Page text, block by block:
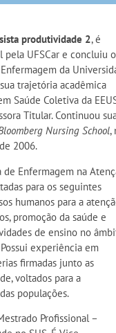
produtividade 2, é
pela UFSCar e concluiu o
da
trajetória acadêmica
Saúde Coletiva da
Titular. Continuou
Nursing School,
2006.
Enfermagem na
para os seguintes
humanos para a
promoção da saúde e
de ensino no
experiência em
firmadas junto as
voltados para a
populações.
Profissional –